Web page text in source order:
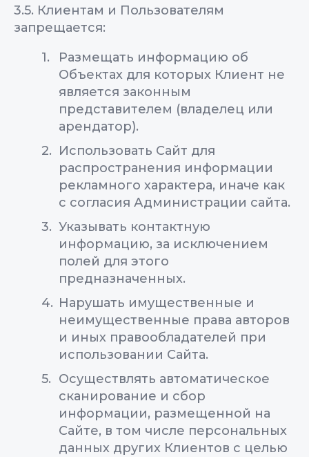
3.5. Клиентам и Пользователям
запрещается:
Размещать информацию об
Объектах для которых Клиент не
является законным
представителем (владелец или
арендатор).
Использовать Сайт для
распространения информации
рекламного характера, иначе как
с согласия Администрации сайта.
Указывать контактную
информацию, за исключением
полей для этого
предназначенных.
Нарушать имущественные и
неимущественные права авторов
и иных правообладателей при
использовании Сайта.
Осуществлять автоматическое
сканирование и сбор
информации, размещенной на
Сайте, в том числе персональных
данных других Клиентов с целью